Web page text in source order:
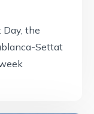
the
Settat